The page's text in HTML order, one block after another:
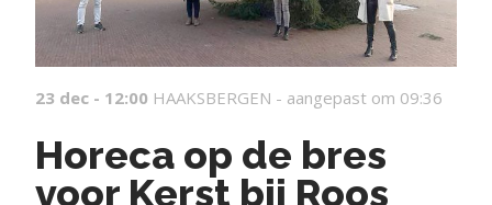
23 dec - 12:00 HAAKSBERGEN - aangepast om 09:36
Horeca op de bres
voor Kerst bij Roos